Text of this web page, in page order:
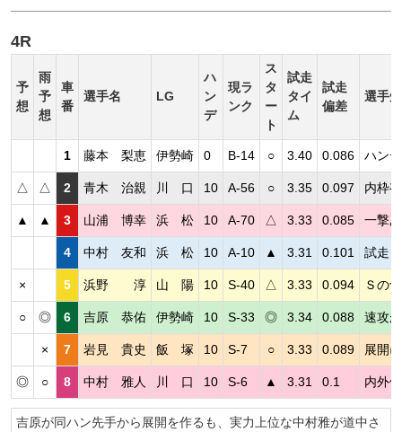
4R
予
想
雨
予
想
車
番
選手名 LG
ハ
ン
デ
現ラ
ンク
ス
タ
ー
ト
試走
タイ
ム
試走
偏差
選手
1 藤本 梨恵 伊勢崎 0 B-14 ○ 3.40 0.086 ハン
△ △ 2 青木 治親 川 口 10 A-56 ○ 3.35 0.097 内枠
▲ ▲ 3 山浦 博幸 浜 松 10 A-70 △ 3.33 0.085 一撃
4 中村 友和 浜 松 10 A-10 ▲ 3.31 0.101 試走
× 5 浜野 淳 山 陽 10 S-40 △ 3.33 0.094 Ｓの
○ ◎ 6 吉原 恭佑 伊勢崎 10 S-33 ◎ 3.34 0.088 速攻
× 7 岩見 貴史 飯 塚 10 S-7 ○ 3.33 0.089 展開
◎ ○ 8 中村 雅人 川 口 10 S-6 ▲ 3.31 0.1 内外
吉原が同ハン先手から展開を作るも、実力上位な中村雅が道中さ